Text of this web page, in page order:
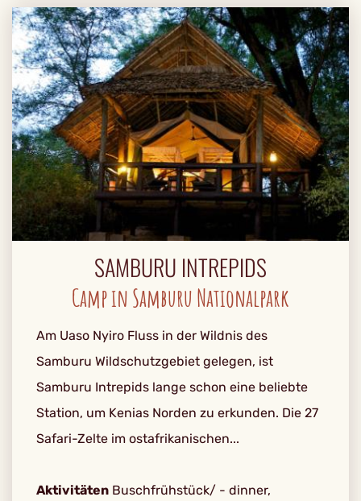
SAMBURU INTREPIDS
Camp in Samburu Nationalpark
Am Uaso Nyiro Fluss in der Wildnis des
Samburu Wildschutzgebiet gelegen, ist
Samburu Intrepids lange schon eine beliebte
Station, um Kenias Norden zu erkunden. Die 27
Safari-Zelte im ostafrikanischen...
Aktivitäten Buschfrühstück/ - dinner,